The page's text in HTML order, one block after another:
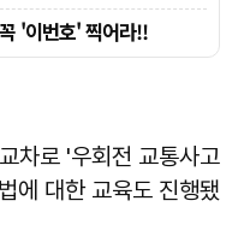
차로 '우회전 교통사고
에 대한 교육도 진행됐